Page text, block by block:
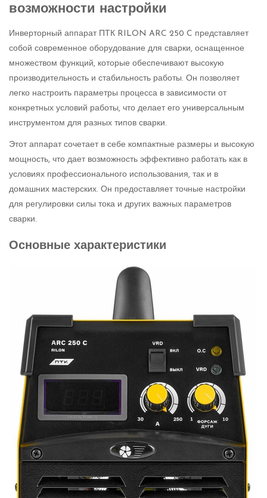
возможности настройки
Инверторный аппарат ПТК RILON ARC 250 C представляет
собой современное оборудование для сварки, оснащенное
множеством функций, которые обеспечивают высокую
производительность и стабильность работы. Он позволяет
легко настроить параметры процесса в зависимости от
конкретных условий работы, что делает его универсальным
инструментом для разных типов сварки.
Этот аппарат сочетает в себе компактные размеры и высокую
мощность, что дает возможность эффективно работать как в
условиях профессионального использования, так и в
домашних мастерских. Он предоставляет точные настройки
для регулировки силы тока и других важных параметров
сварки.
Основные характеристики